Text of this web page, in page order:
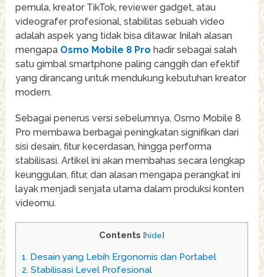
pemula, kreator TikTok, reviewer gadget, atau
videografer profesional, stabilitas sebuah video
adalah aspek yang tidak bisa ditawar. Inilah alasan
mengapa Osmo Mobile 8 Pro hadir sebagai salah
satu gimbal smartphone paling canggih dan efektif
yang dirancang untuk mendukung kebutuhan kreator
modern.
Sebagai penerus versi sebelumnya, Osmo Mobile 8
Pro membawa berbagai peningkatan signifikan dari
sisi desain, fitur kecerdasan, hingga performa
stabilisasi. Artikel ini akan membahas secara lengkap
keunggulan, fitur, dan alasan mengapa perangkat ini
layak menjadi senjata utama dalam produksi konten
videomu.
Contents [hide]
1. Desain yang Lebih Ergonomis dan Portabel
2. Stabilisasi Level Profesional